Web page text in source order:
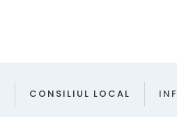
CONSILIUL LOCAL